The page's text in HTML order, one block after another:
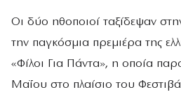
Οι δύο ηθοποιοί ταξίδεψαν
την παγκόσμια πρεμιέρα της
«Φίλοι Για Πάντα», η οποία
Μαΐου στο πλαίσιο του